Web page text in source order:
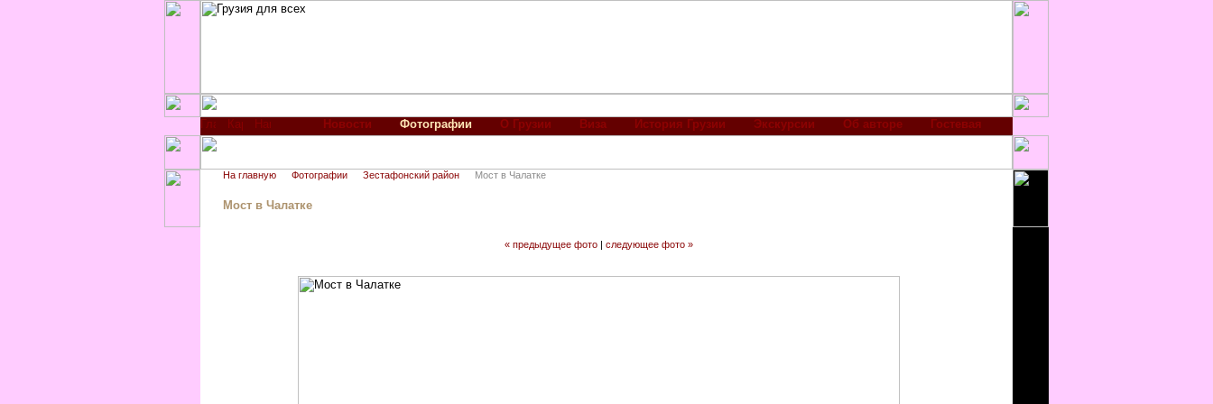
Новости Фотографии О Грузии Виза История Грузии Экскурсии Об авторе Гостевая
На главную Фотографии Зестафонский район Мост в Чалатке
Мост в Чалатке
« предыдущее фото | следующее фото »